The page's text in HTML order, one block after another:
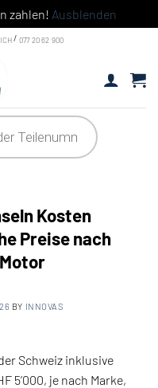
zahlen! Ausblenden
/ 077 20 62 900
Kosten
Preise nach
BY INNOVAS
Schweiz inklusive
5’000, je nach Marke,